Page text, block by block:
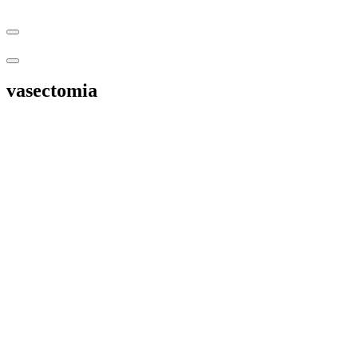
vasectomia